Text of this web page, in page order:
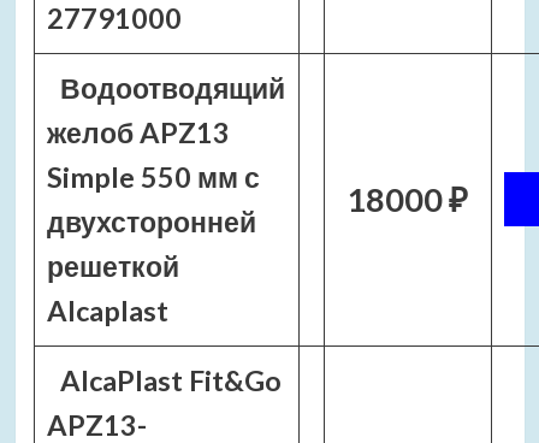
27791000
Водоотводящий
желоб APZ13
Simple 550 мм с
двухсторонней
решеткой
Alcaplast
18000 ₽
AlcaPlast Fit&Go
APZ13-